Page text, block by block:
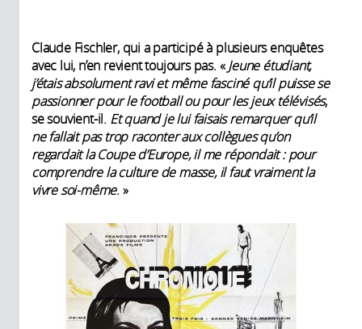
Claude Fischler, qui a participé à plusieurs enquêtes
avec lui, n’en revient toujours pas. «Jeune étudiant,
j’étais absolument ravi et même fasciné qu’il puisse se
passionner pour le football ou pour les jeux télévisés,
se souvient-il. Et quand je lui faisais remarquer qu’il
ne fallait pas trop raconter aux collègues qu’on
regardait la Coupe d’Europe, il me répondait : pour
comprendre la culture de masse, il faut vraiment la
vivre soi-même. »